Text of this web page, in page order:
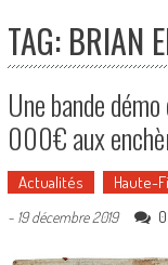
TAG: BRIAN
Une bande
000€ aux
Actualités Haute-
- 19 décembre 2019 0